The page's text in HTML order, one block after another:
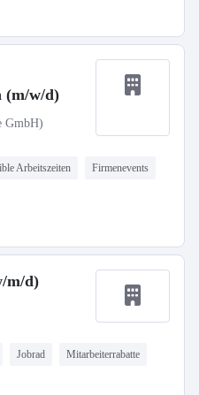
(m/w/d)
GmbH)
Arbeitszeiten Firmenevents
m/d)
Jobrad Mitarbeiterrabatte